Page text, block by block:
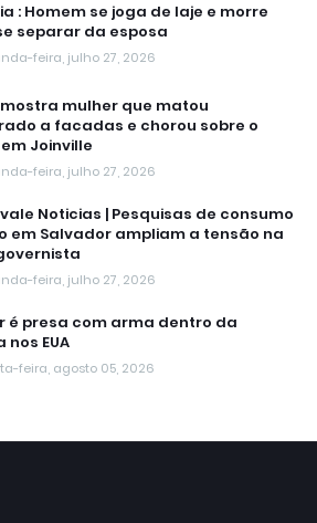
: Homem se joga de laje e morre
separar da esposa
feira, julho 27, 2026
mulher que matou
a facadas e chorou sobre o
Joinville
feira, julho 27, 2026
Noticias | Pesquisas de consumo
em Salvador ampliam a tensão na
feira, julho 27, 2026
é presa com arma dentro da
nos EUA
feira, agosto 05, 2026